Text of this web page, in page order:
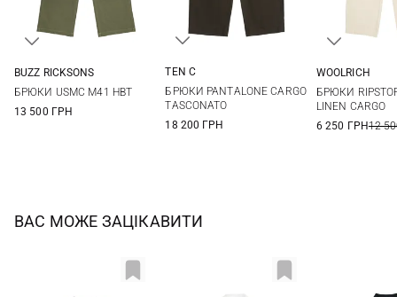
BUZZ RICKSONS
БРЮКИ USMC M41 HBT
13 500 ГРН
TEN C
БРЮКИ PANTALONE CARGO
TASCONATO
18 200 ГРН
WOOLRICH
БРЮКИ
LINEN CARGO
6 250 ГРН12
ВАС МОЖЕ ЗАЦІКАВИТИ